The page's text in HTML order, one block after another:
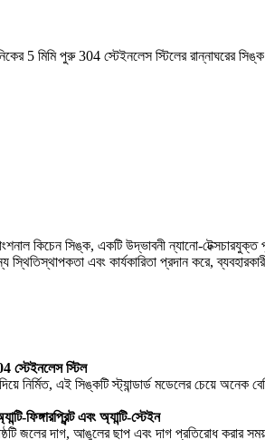
5 মিমি পুরু 304 স্টেইনলেস স্টিলের রান্নাঘরের
কিচেন সিঙ্ক, একটি উদ্ভাবনী ন্যানো-
এবং কার্যকারিতা প্রদান করে,
স্টেইনলেস স্টিল
নির্মিত, এই সিঙ্কটি স্ট্যান্ডার্ড মডেলের চেয়ে
ফিঙ্গারপ্রিন্ট এবং অ্যান্টি-স্টেইন
জলের দাগ, আঙুলের ছাপ এবং দাগ প্রতিরোধ করার সময়